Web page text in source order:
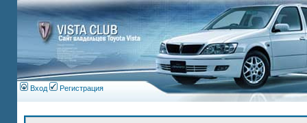
Вход Регистрация